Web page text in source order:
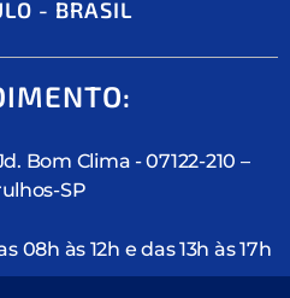
- BRASIL
Bom Clima - 07122-210 –
SP
08h às 12h e das 13h às 17h